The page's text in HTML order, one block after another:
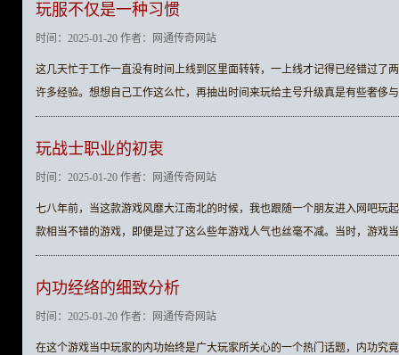
玩服不仅是一种习惯
时间：2025-01-20 作者：网通传奇网站
这几天忙于工作一直没有时间上线到区里面转转，一上线才记得已经错过了
许多经验。想想自己工作这么忙，再抽出时间来玩给主号升级真是有些奢侈
玩战士职业的初衷
时间：2025-01-20 作者：网通传奇网站
七八年前，当这款游戏风靡大江南北的时候，我也跟随一个朋友进入网吧玩
款相当不错的游戏，即便是过了这么些年游戏人气也丝毫不减。当时，游戏
内功经络的细致分析
时间：2025-01-20 作者：网通传奇网站
在这个游戏当中玩家的内功始终是广大玩家所关心的一个热门话题，内功究